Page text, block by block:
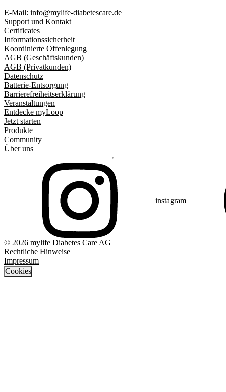
E-Mail: info@mylife-diabetescare.de
Support und Kontakt
Certificates
Informationssicherheit
Koordinierte Offenlegung
AGB (Geschäftskunden)
AGB (Privatkunden)
Datenschutz
Batterie-Entsorgung
Barrierefreiheitserklärung
Veranstaltungen
Entdecke myLoop
Jetzt starten
Produkte
Community
Über uns
instagram
© 2026 mylife Diabetes Care AG
Rechtliche Hinweise
Impressum
Cookies